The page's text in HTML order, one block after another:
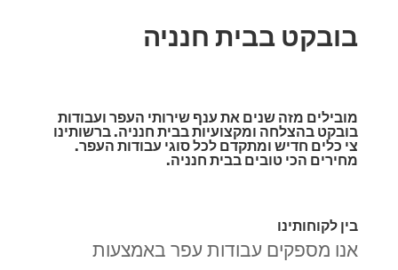
בובקט בבית חנניה
מובילים מזה שנים את ענף שירותי העפר ועבודות
בובקט בהצלחה ומקצועיות בבית חנניה. ברשותינו
צי כלים חדיש ומתקדם לכל סוגי עבודות העפר.
מחירים הכי טובים בבית חנניה.
בין לקוחותינו
אנו מספקים עבודות עפר באמצעות